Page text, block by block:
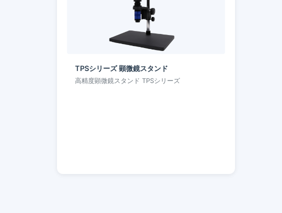
TPSシリーズ 顕微鏡スタンド
高精度顕微鏡スタンド TPSシリーズ